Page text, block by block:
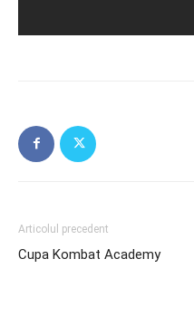
Articolul precedent
Cupa Kombat Academy